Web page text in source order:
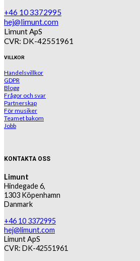
+46 10 3372995
hej@limunt.com
Limunt ApS
CVR: DK-42551961
VILLKOR
Handelsvillkor
GDPR
Blogg
Frågor och svar
Partnerskap
För musiker
Teamet bakom
Jobb
KONTAKTA OSS
Limunt
Hindegade 6,
1303 Köpenhamn
Danmark
+46 10 3372995
hej@limunt.com
Limunt ApS
CVR: DK-42551961